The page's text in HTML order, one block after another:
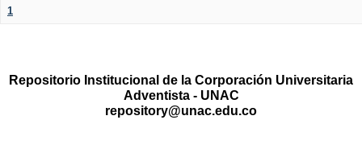
1
Repositorio Institucional de la Corporación Universitaria
Adventista - UNAC
repository@unac.edu.co